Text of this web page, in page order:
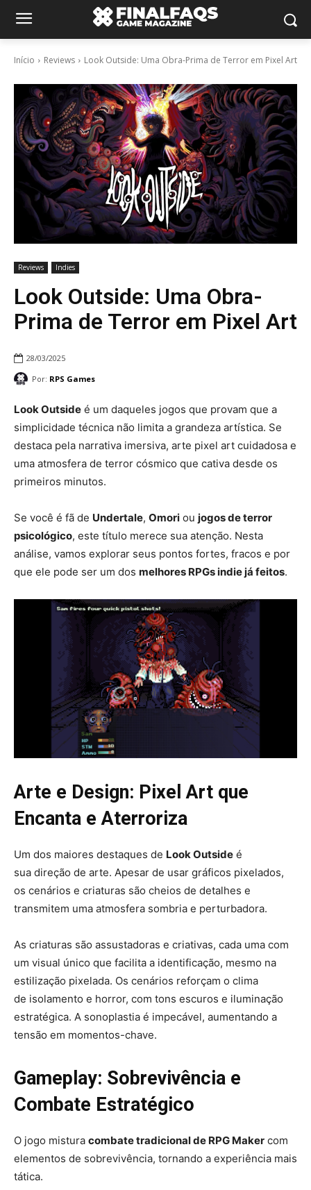
Início Reviews Look Outside: Uma Obra-Prima de Terror em Pixel Art
Reviews Indies
Look Outside: Uma Obra-
Prima de Terror em Pixel Art
28/03/2025
Por: RPS Games
Look Outside é um daqueles jogos que provam que a
simplicidade técnica não limita a grandeza artística. Se
destaca pela narrativa imersiva, arte pixel art cuidadosa e
uma atmosfera de terror cósmico que cativa desde os
primeiros minutos.
Se você é fã de Undertale, Omori ou jogos de terror
psicológico, este título merece sua atenção. Nesta
análise, vamos explorar seus pontos fortes, fracos e por
que ele pode ser um dos melhores RPGs indie já feitos.
Arte e Design: Pixel Art que
Encanta e Aterroriza
Um dos maiores destaques de Look Outside é
sua direção de arte. Apesar de usar gráficos pixelados,
os cenários e criaturas são cheios de detalhes e
transmitem uma atmosfera sombria e perturbadora.
As criaturas são assustadoras e criativas, cada uma com
um visual único que facilita a identificação, mesmo na
estilização pixelada. Os cenários reforçam o clima
de isolamento e horror, com tons escuros e iluminação
estratégica. A sonoplastia é impecável, aumentando a
tensão em momentos-chave.
Gameplay: Sobrevivência e
Combate Estratégico
O jogo mistura combate tradicional de RPG Maker com
elementos de sobrevivência, tornando a experiência mais
tática.